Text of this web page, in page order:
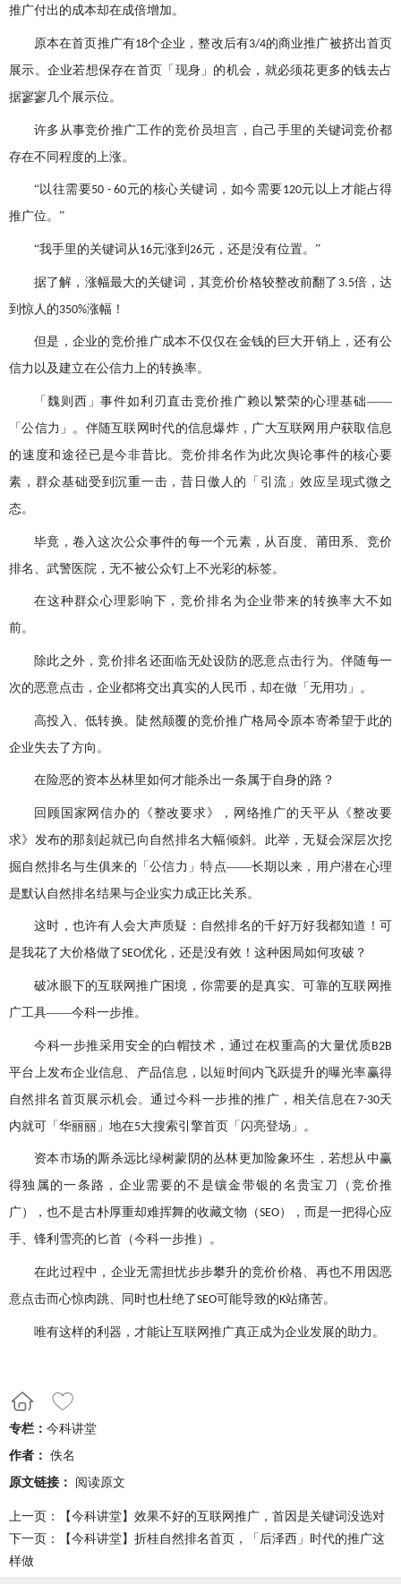
推广付出的成本却在成倍增加。
原本在首页推广有18个企业，整改后有3/4的商业推广被挤出首页
展示。企业若想保存在首页「现身」的机会，就必须花更多的钱去占
据寥寥几个展示位。
许多从事竞价推广工作的竞价员坦言，自己手里的关键词竞价都
存在不同程度的上涨。
“以往需要50 - 60元的核心关键词，如今需要120元以上才能占得
推广位。”
“我手里的关键词从 16元涨到 26元，还是没有位置。”
据了解，涨幅最大的关键词，其竞价价格较整改前翻了 3.5倍，达
到惊人的350%涨幅！
但是，企业的竞价推广成本不仅仅在金钱的巨大开销上，还有公
信力以及建立在公信力上的转换率。
「魏则西」事件如利刃直击竞价推广赖以繁荣的心理基础——
「公信力」。伴随互联网时代的信息爆炸，广大互联网用户获取信息
的速度和途径已是今非昔比。竞价排名作为此次舆论事件的核心要
素，群众基础受到沉重一击，昔日傲人的「引流」效应呈现式微之
态。
毕竟，卷入这次公众事件的每一个元素，从百度、莆田系、竞价
排名、武警医院，无不被公众钉上不光彩的标签。
在这种群众心理影响下，竞价排名为企业带来的转换率大不如
前。
除此之外，竞价排名还面临无处设防的恶意点击行为。伴随每一
次的恶意点击，企业都将交出真实的人民币，却在做「无用功」。
高投入、低转换。陡然颠覆的竞价推广格局令原本寄希望于此的
企业失去了方向。
在险恶的资本丛林里如何才能杀出一条属于自身的路？
回顾国家网信办的《整改要求》，网络推广的天平从《整改要
求》发布的那刻起就已向自然排名大幅倾斜。此举，无疑会深层次挖
掘自然排名与生俱来的「公信力」特点——长期以来，用户潜在心理
是默认自然排名结果与企业实力成正比关系。
这时，也许有人会大声质疑：自然排名的千好万好我都知道！可
是我花了大价格做了SEO优化，还是没有效！这种困局如何攻破？
破冰眼下的互联网推广困境，你需要的是真实、可靠的互联网推
广工具——今科一步推。
今科一步推采用安全的白帽技术，通过在权重高的大量优质B2B
平台上发布企业信息、产品信息，以短时间内飞跃提升的曝光率赢得
自然排名首页展示机会。通过今科一步推的推广，相关信息在7-30天
内就可「华丽丽」地在5大搜索引擎首页「闪亮登场」。
资本市场的厮杀远比绿树蒙阴的丛林更加险象环生，若想从中赢
得独属的一条路，企业需要的不是镶金带银的名贵宝刀（竞价推
广），也不是古朴厚重却难挥舞的收藏文物（SEO），而是一把得心应
手、锋利雪亮的匕首（今科一步推）。
在此过程中，企业无需担忧步步攀升的竞价价格、再也不用因恶
意点击而心惊肉跳、同时也杜绝了SEO可能导致的K站痛苦。
唯有这样的利器，才能让互联网推广真正成为企业发展的助力。
专栏： 今科讲堂
作者： 佚名
原文链接：
阅读原文
上一页：
【今科讲堂】效果不好的互联网推广，首因是关键词没选对
下一页：
【今科讲堂】折桂自然排名首页，「后泽西」时代的推广这
样做